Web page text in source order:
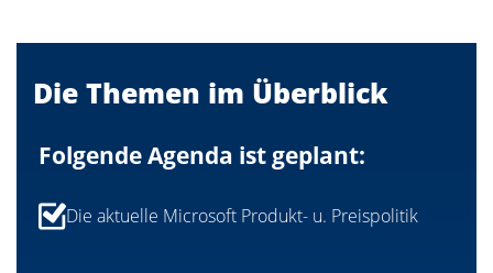
Die Themen im Überblick
Folgende Agenda ist geplant:
Die aktuelle Microsoft Produkt- u. Preispolitik